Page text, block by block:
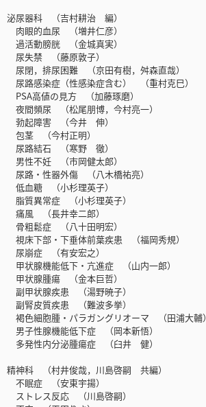
泌尿器科 （吉村耕治 編）
肉眼的血尿 （増井仁彦）
過活動膀胱 （金城真実）
尿失禁 （藤原敦子）
尿閉，排尿困難 （京田有樹，舛森直哉）
尿路感染症（性感染症含む） （重村克巳）
PSA高値の見方 （加藤琢磨）
夜間頻尿 （松尾朋博，今村亮一）
勃起障害 （今井 伸）
包茎 （今村正明）
尿路結石 （寒野 徹）
男性不妊 （市岡健太郎）
尿路・性器外傷 （八木橋祐亮）
低血糖 （小杉理英子）
脂質異常症 （小杉理英子）
痛風 （長井幸二郎）
骨粗鬆症 （八十田明宏）
視床下部・下垂体前葉疾患 （福岡秀規）
尿崩症 （有安宏之）
甲状腺機能低下・亢進症 （山内一郎）
甲状腺腫瘍 （金本巨哲）
副甲状腺疾患 （湯野暁子）
副腎皮質疾患 （難波多挙）
褐色細胞腫・パラガングリオーマ （田浦大輔）
男子性腺機能低下症 （岡本新悟）
多発性内分泌腫瘍症 （臼井 健）
精神科 （村井俊哉，川島啓嗣 共編）
不眠症 （安東宇揚）
ストレス反応 （川島啓嗣）